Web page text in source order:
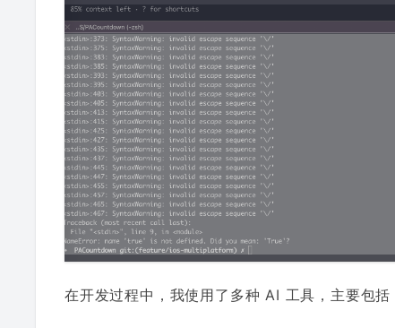
在开发过程中，我使用了多种 AI 工具，主要